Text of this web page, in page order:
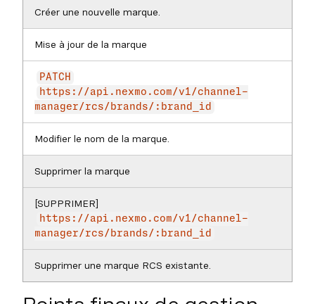
Créer une nouvelle marque.
Mise à jour de la marque
PATCH
https://api.nexmo.com/v1/channel-
manager/rcs/brands/:brand_id
Modifier le nom de la marque.
Supprimer la marque
[SUPPRIMER]
https://api.nexmo.com/v1/channel-
manager/rcs/brands/:brand_id
Supprimer une marque RCS existante.